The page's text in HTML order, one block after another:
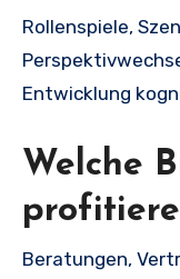
Rollenspiele,
Entwicklung
Welche
Beratungen,